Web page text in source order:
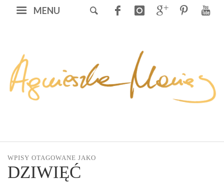
MENU
WPISY OTAGOWANE JAKO
DZIWIĘĆ